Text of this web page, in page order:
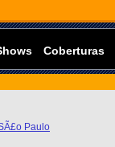
Coberturas
Paulo